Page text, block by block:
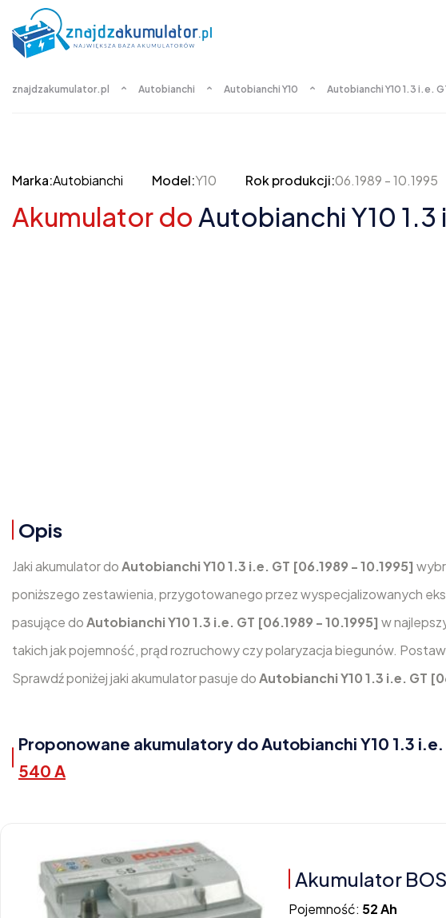
znajdzakumulator.pl Autobianchi Autobianchi Y10 Autobianchi Y10 1.3 i.e.
Marka:Autobianchi Model:Y10 Rok produkcji:06.1989 - 10.1995
Akumulator do Autobianchi Y10
Opis
Jaki akumulator doAutobianchi Y10 1.3 i.e. GT [06.1989 - 10.1995]
poniższego zestawienia, przygotowanego przez wyspecjalizowanych
pasujące doAutobianchi Y10 1.3 i.e. GT [06.1989 - 10.1995] w
takich jak pojemność, prąd rozruchowy czy polaryzacja biegunów.
Sprawdź poniżej jaki akumulator pasuje doAutobianchi Y10 1.3 i.e. GT
Proponowane akumulatory do Autobianchi Y10 1.3
540 A
Akumulator
Pojemność: 52 Ah